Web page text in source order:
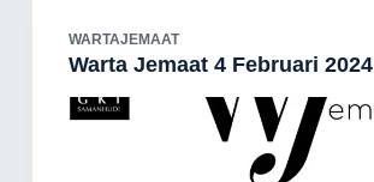
WARTAJEMAAT
Warta Jemaat 4 Februari 2024